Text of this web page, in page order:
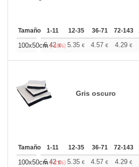
Tamaño 1-11 12-35 36-71 72-143
100x50cm(-10%)
6.42€ 5.35 € 4.57 € 4.29 €
Gris oscuro
Tamaño 1-11 12-35 36-71 72-143
100x50cm(-21%)
6.42€ 5.35 € 4.57 € 4.29 €